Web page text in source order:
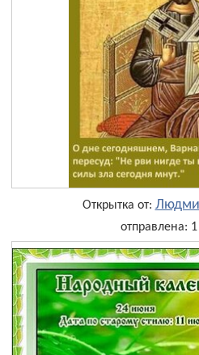
Открытка от:
отправлена: